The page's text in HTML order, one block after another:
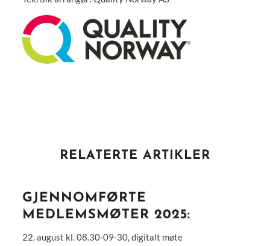
RELATERTE ARTIKLER
GJENNOMFØRTE
MEDLEMSMØTER 2025:
22. august kl. 08.30-09-30, digitalt møte